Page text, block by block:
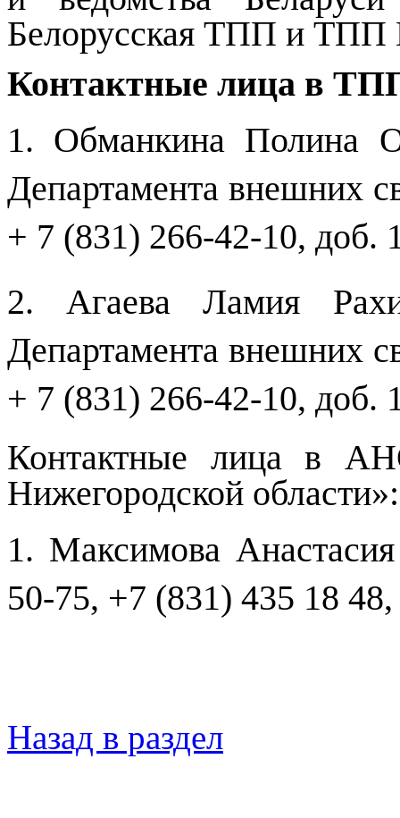
Белорусская ТПП и ТПП
Контактные лица в
1. Обманкина Полина
Департамента внешних
+ 7 (831) 266-42-10, доб.
2. Агаева Ламия
Департамента внешних
+ 7 (831) 266-42-10, доб.
Контактные лица в
Нижегородской области»:
1. Максимова
50-75, +7 (831) 435 18
Назад в раздел